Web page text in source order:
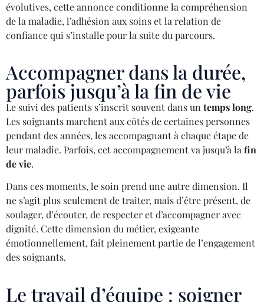
évolutives, cette annonce conditionne la compréhension
de la maladie, l’adhésion aux soins et la relation de
confiance qui s’installe pour la suite du parcours.
Accompagner dans la durée,
parfois jusqu’à la fin de vie
Le suivi des patients s’inscrit souvent dans un temps long.
Les soignants marchent aux côtés de certaines personnes
pendant des années, les accompagnant à chaque étape de
leur maladie. Parfois, cet accompagnement va jusqu’à la fin
de vie.
Dans ces moments, le soin prend une autre dimension. Il
ne s’agit plus seulement de traiter, mais d’être présent, de
soulager, d’écouter, de respecter et d’accompagner avec
dignité. Cette dimension du métier, exigeante
émotionnellement, fait pleinement partie de l’engagement
des soignants.
Le travail d’équipe : soigner